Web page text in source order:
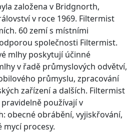
založena v Bridgnorth,
v roce 1969. Filtermist
60 zemí s místními
společnosti Filtermist.
mlhy poskytují účinné
v řadě průmyslových odvětví,
průmyslu, zpracování
zařízení a dalších. Filtermist
používají v
obecné obrábění, vyjiskřování,
procesy.